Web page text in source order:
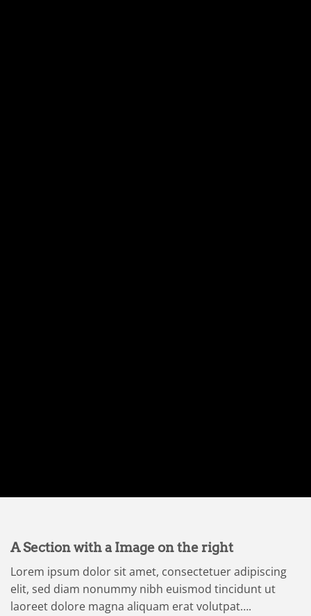
A Section with a Image on the right
Lorem ipsum dolor sit amet, consectetuer adipiscing
elit, sed diam nonummy nibh euismod tincidunt ut
laoreet dolore magna aliquam erat volutpat….